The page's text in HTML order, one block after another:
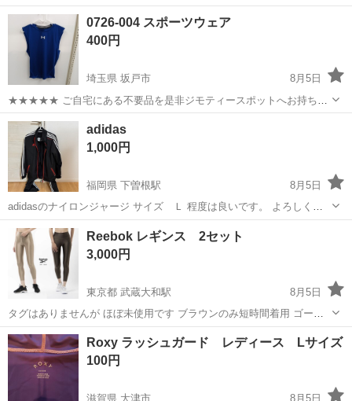
みしませんか？ 家電、趣味・スポーツ・レジャー用品、こども用品、
衣料服飾品、生活雑貨、家具、本、CD・DVDなどが無料でまとめて持
ち込めます！ ※詳細はこ...
埼玉 坂戸市 スポーツウェア スポット
0726-004 スポーツウェア
400円
埼玉県 坂戸市
8月5日
★★★★★ ご自宅にある不要品を是非ジモティースポットへお持ち込
みしませんか？ 家電、趣味・スポーツ・レジャー用品、こども用品、
衣料服飾品、生活雑貨、家具、本、CD・DVDなどが無料でまとめて持
ち込めます！ ※詳細はこ...
埼玉 坂戸市
adidas
1,000円
福岡県 下曽根駅
8月5日
adidasのナイロンジャージ サイズ Ｌ 程度は良いです。 よろしくお
願いします。
福岡 北九州市 下曽根駅 スポーツウェア
Reebok レギンス 2セット
3,000円
東京都 武蔵大和駅
8月5日
タグはありませんが ほぼ未使用です ブラウンのみ短時間着用 ゴール
ドは試着した後洗濯して保管 着て運動はしてません ◯取引条件 ・提
示した場所に取りに来れる方限定 ・本品以外に掲載一覧から複数商品
が欲しい方はメインで欲しい...
東京 東大和市 スポーツウェア Reebok
Roxy ラッシュガード レディース Lサイズ
100円
滋賀県 大津市 8月5日